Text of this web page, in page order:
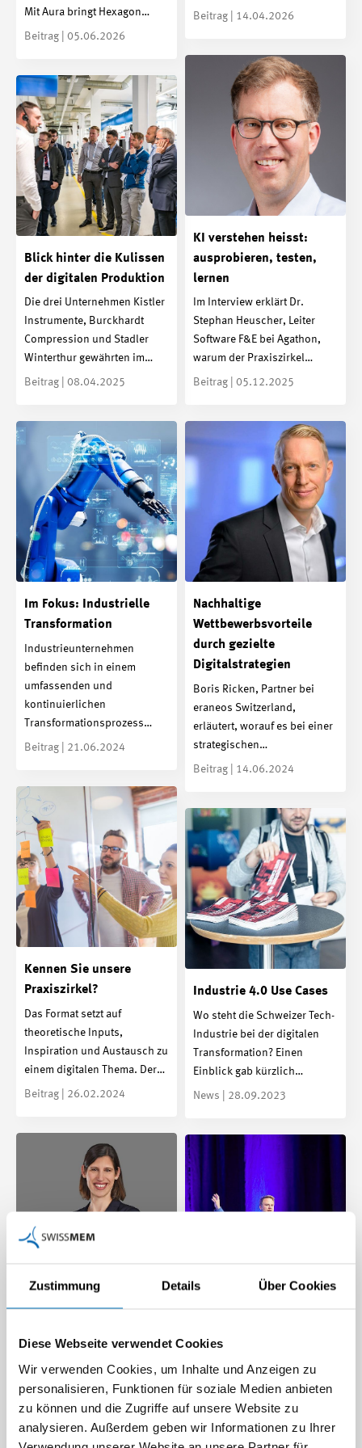
Zustimmung Details Über Cookies
Diese Webseite verwendet Cookies
Wir verwenden Cookies, um Inhalte und Anzeigen zu
personalisieren, Funktionen für soziale Medien anbieten
zu können und die Zugriffe auf unsere Website zu
analysieren. Außerdem geben wir Informationen zu Ihrer
Mit Aura bringt Hexagon…
Beitrag | 05.06.2026
Beitrag | 14.04.2026
KI verstehen heisst:
ausprobieren, testen,
lernen
Im Interview erklärt Dr.
Stephan Heuscher, Leiter
Software F&E bei Agathon,
warum der Praxiszirkel…
Beitrag | 05.12.2025
Blick hinter die Kulissen
der digitalen Produktion
Die drei Unternehmen Kistler
Instrumente, Burckhardt
Compression und Stadler
Winterthur gewährten im…
Beitrag | 08.04.2025
Im Fokus: Industrielle
Transformation
Industrieunternehmen
befinden sich in einem
umfassenden und
kontinuierlichen
Transformationsprozess…
Beitrag | 21.06.2024
Nachhaltige
Wettbewerbsvorteile
durch gezielte
Digitalstrategien
Boris Ricken, Partner bei
eraneos Switzerland,
erläutert, worauf es bei einer
strategischen…
Beitrag | 14.06.2024
Kennen Sie unsere
Praxiszirkel?
Das Format setzt auf
theoretische Inputs,
Inspiration und Austausch zu
einem digitalen Thema. Der…
Beitrag | 26.02.2024
Industrie 4.0 Use Cases
Wo steht die Schweizer Tech-
Industrie bei der digitalen
Transformation? Einen
Einblick gab kürzlich…
News | 28.09.2023
Frühphase in der
Aktivitäten genau da an und
dies sehr erfolgreich.…
Herausforderungen
Die Jubiläumsveranstaltung